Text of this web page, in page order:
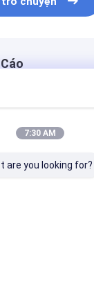
7:30 AM
are you looking for?